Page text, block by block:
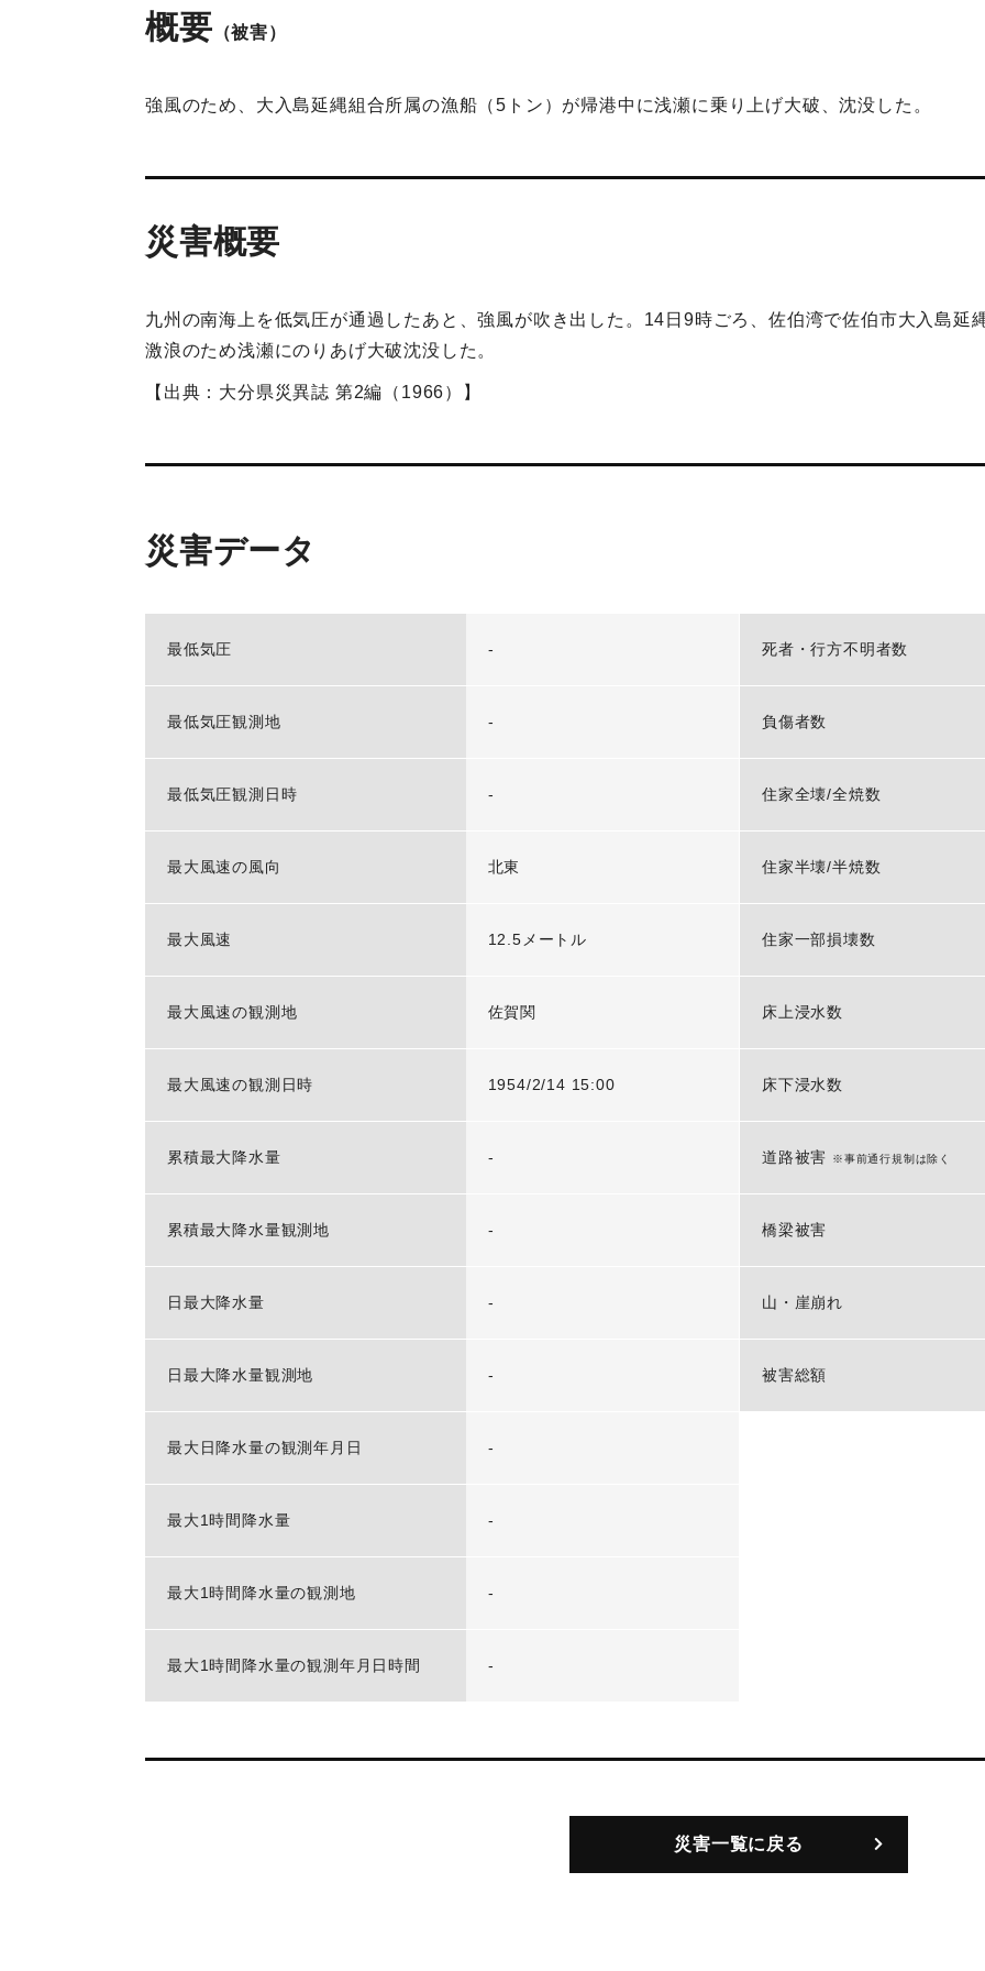
概要 （被害）
強風のため、大入島延縄組合所属の漁船（5トン）が帰港中に浅瀬に乗り上げ大破、沈没した。
災害概要
九州の南海上を低気圧が通過したあと、強風が吹き出した。14日9時ごろ、佐伯湾で佐伯市大入島延
激浪のため浅瀬にのりあげ大破沈没した。
【出典：大分県災異誌 第2編（1966）】
災害データ
最低気圧 -
最低気圧観測地 -
最低気圧観測日時 -
最大風速の風向 北東
最大風速 12.5メートル
最大風速の観測地 佐賀関
最大風速の観測日時 1954/2/14 15:00
累積最大降水量 -
累積最大降水量観測地 -
日最大降水量 -
日最大降水量観測地 -
最大日降水量の観測年月日 -
最大1時間降水量 -
最大1時間降水量の観測地 -
最大1時間降水量の観測年月日時間 -
死者・行方不明者数
負傷者数
住家全壊/全焼数
住家半壊/半焼数
住家一部損壊数
床上浸水数
床下浸水数
道路被害 ※事前通行規制は除く
橋梁被害
山・崖崩れ
被害総額
災害一覧に戻る